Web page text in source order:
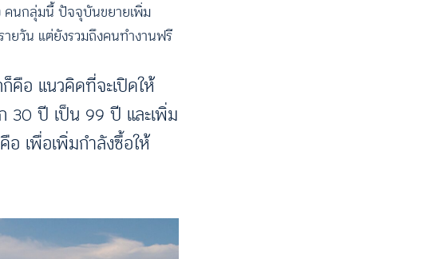
คนกลุ่มนี้ ปัจจุบันขยายเพิ่ม
ายวัน แต่ยังรวมถึงคนทำงานฟรี
คือ แนวคิดที่จะเปิดให้
30 ปี เป็น 99 ปี และเพิ่ม
เพื่อเพิ่มกำลังซื้อให้